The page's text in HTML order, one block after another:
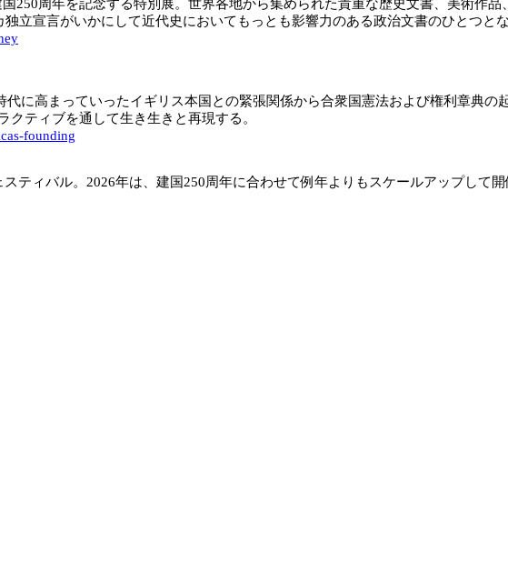
250周年を記念する特別展。世界各地から集められた貴重な歴史文書、美術作
立宣言がいかにして近代史においてもっとも影響力のある政治文書のひとつと
代に高まっていったイギリス本国との緊張関係から合衆国憲法および権利章典
クティブを通して生き生きと再現する。
founding
ティバル。2026年は、建国250周年に合わせて例年よりもスケールアップして